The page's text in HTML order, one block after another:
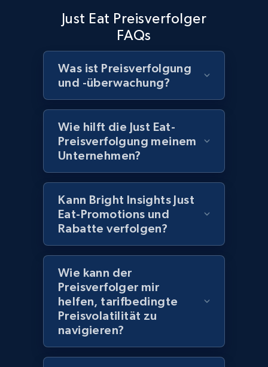
specified UPC
URL, Domain, Country code, Model number,
Sku, Product id, Product name, Manufacturer,
and more.
2.1K+ 355+ Jetzt anfangen
Home Depot US - Discovery products by
specific category URL
URL, Domain, Country code, Model number,
Sku, Product id, Product name, Manufacturer,
and more.
Amazon products global dataset
Title, Seller name, Brand, Description, Initial
price, Currency, Availability, Reviews count, and
more.
Just Eat Preisverfolger
FAQs
Was ist Preisverfolgung
und -überwachung?
Wie hilft die Just Eat-
Preisverfolgung meinem
Unternehmen?
Kann Bright Insights Just
Eat-Promotions und
Rabatte verfolgen?
Wie kann der
Preisverfolger mir
helfen, tarifbedingte
Preisvolatilität zu
navigieren?